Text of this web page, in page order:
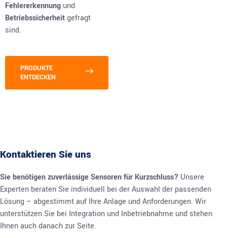
Fehlererkennung und
Betriebssicherheitgefragt
sind.
PRODUKTE
ENTDECKEN
Kontaktieren Sie uns
Sie benötigen zuverlässige Sensoren für Kurzschluss? Unsere
Experten beraten Sie individuell bei der Auswahl der passenden
Lösung – abgestimmt auf Ihre Anlage und Anforderungen. Wir
unterstützen Sie bei Integration und Inbetriebnahme und stehen
Ihnen auch danach zur Seite.